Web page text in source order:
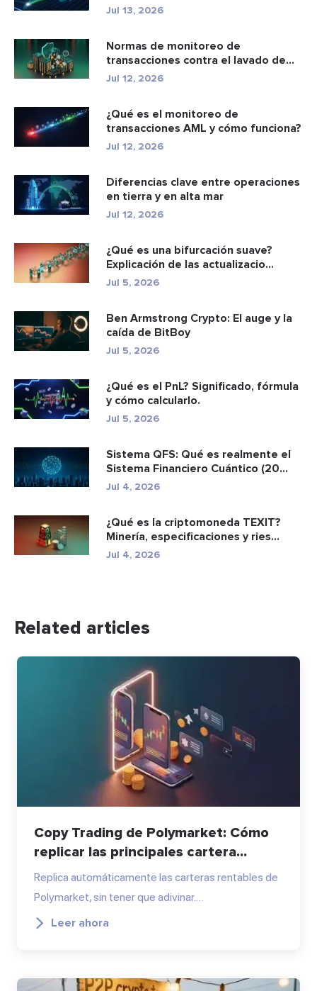
Jul 13, 2026
Normas de monitoreo de
transacciones contra el lavado de
dinero: c...
Jul 12, 2026
¿Qué es el monitoreo de
transacciones AML y cómo funciona?
Jul 12, 2026
Diferencias clave entre operaciones
en tierra y en alta mar
Jul 12, 2026
¿Qué es una bifurcación suave?
Explicación de las actualizacio...
Jul 5, 2026
Ben Armstrong Crypto: El auge y la
caída de BitBoy
Jul 5, 2026
¿Qué es el PnL? Significado, fórmula
y cómo calcularlo.
Jul 5, 2026
Sistema QFS: Qué es realmente el
Sistema Financiero Cuántico (20...
Jul 4, 2026
¿Qué es la criptomoneda TEXIT?
Minería, especificaciones y ries...
Jul 4, 2026
Related articles
Copy Trading de Polymarket: Cómo
replicar las principales cartera...
Replica automáticamente las carteras rentables de
Polymarket, sin tener que adivinar.…
Leer ahora